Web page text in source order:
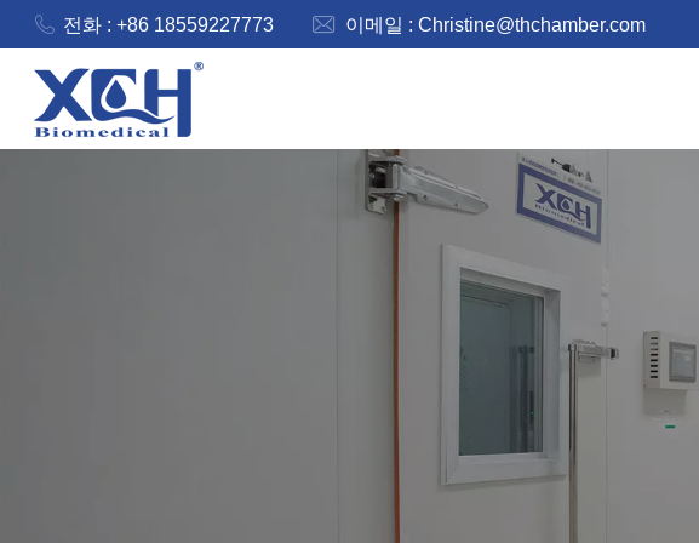
전화 : +86 18559227773 이메일 :Christine@thchamber.com